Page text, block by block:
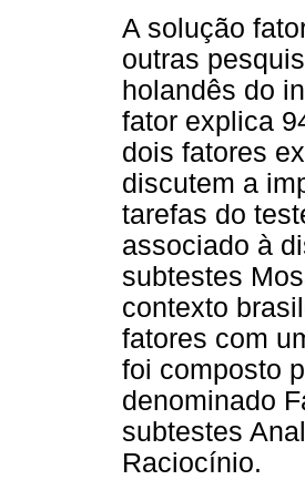
A solução
outras
holandês do
fator explica
dois fatores
discutem a
tarefas do
associado à
subtestes
contexto
fatores com
foi composto
denominado
subtestes
Raciocínio.